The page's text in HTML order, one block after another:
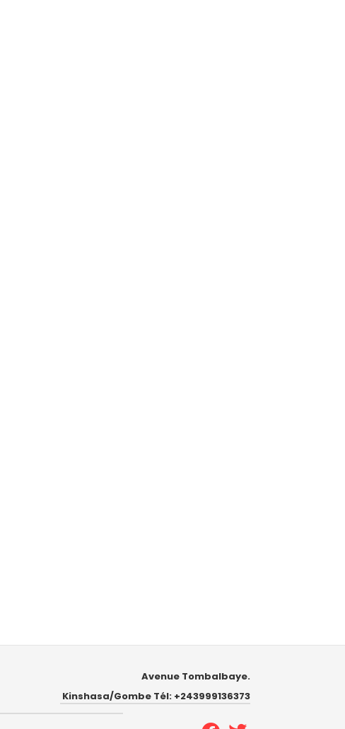
Avenue Tombalbaye.
Kinshasa/Gombe Tél: +243999136373